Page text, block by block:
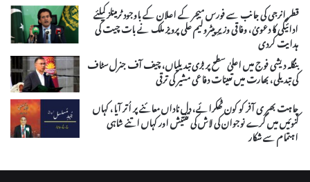
قطر انرجی کی جانب سے فورس میجر کے اعلان کے باوجود ٹرمینلز کیلئے
ادائیگی کا دعویٰ، وفاقی وزیرِ پیٹرولیم علی پرویز ملک نے بات چیت کی
ہدایت کردی
بنگلہ دیشی فوج میں اعلیٰ سطح پر بڑی تبدیلیاں، چیف آف جنرل سٹاف
کی تبدیلی، بھارت میں تعینات دفاعی مشیر کی ترقی
چاہت بھر ی آفر کو کون ٹھکرائے، دلِ ناداں معائنے پر اُتر آیا، کہاں
کنوئیں میں گرے نوجوان کی لاش کی تفتیش اور کہاں اتنے شاہی
اہتمام سے شکار